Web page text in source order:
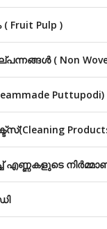
( Fruit Pulp )
( Non
Puttupodi)
എണ്ണകളുടെ